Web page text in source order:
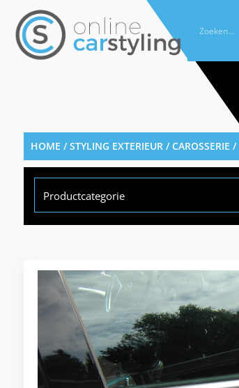
HOME /STYLING EXTERIEUR/CAROSSERIE /
Productcategorie